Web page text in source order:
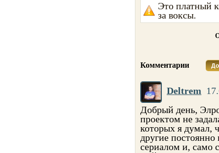
Это платный
за воксы.
Комментарии
Deltrem
Добрый день,
проектом не
которых я думал,
другие
сериалом и, само